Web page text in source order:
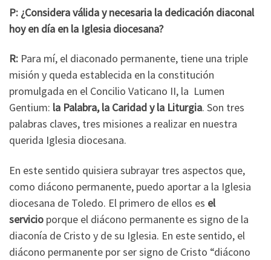
P: ¿Considera válida y necesaria la dedicación diaconal
hoy en día en la Iglesia diocesana?
R: Para mí, el diaconado permanente, tiene una triple
misión y queda establecida en la constitución
promulgada en el Concilio Vaticano II, la Lumen
Gentium: la Palabra, la Caridad y la Liturgia. Son tres
palabras claves, tres misiones a realizar en nuestra
querida Iglesia diocesana.
En este sentido quisiera subrayar tres aspectos que,
como diácono permanente, puedo aportar a la Iglesia
diocesana de Toledo. El primero de ellos es el
servicio porque el diácono permanente es signo de la
diaconía de Cristo y de su Iglesia. En este sentido, el
diácono permanente por ser signo de Cristo “diácono